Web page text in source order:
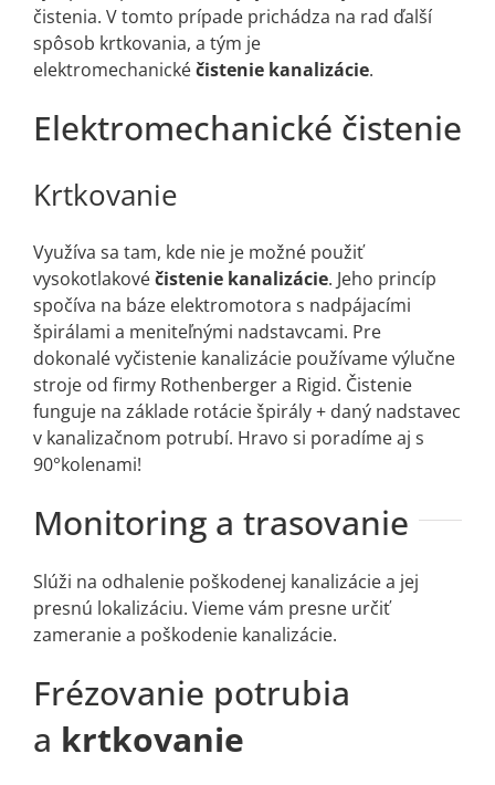
čistenia. V tomto prípade prichádza na rad ďalší
spôsob krtkovania, a tým je
elektromechanickéčistenie kanalizácie.
Elektromechanické čistenie
Krtkovanie
Využíva sa tam, kde nie je možné použiť
vysokotlakovéčistenie kanalizácie. Jeho princíp
spočíva na báze elektromotora s nadpájacími
špirálami a meniteľnými nadstavcami. Pre
dokonalé vyčistenie kanalizácie používame výlučne
stroje od firmy Rothenberger a Rigid. Čistenie
funguje na základe rotácie špirály + daný nadstavec
v kanalizačnom potrubí. Hravo si poradíme aj s
90°kolenami!
Monitoring a trasovanie
Slúži na odhalenie poškodenej kanalizácie a jej
presnú lokalizáciu. Vieme vám presne určiť
zameranie a poškodenie kanalizácie.
Frézovanie potrubia
a krtkovanie